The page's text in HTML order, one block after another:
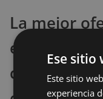
La mejor
encontrado
cargador
Ese sitio
Este sitio
experiencia